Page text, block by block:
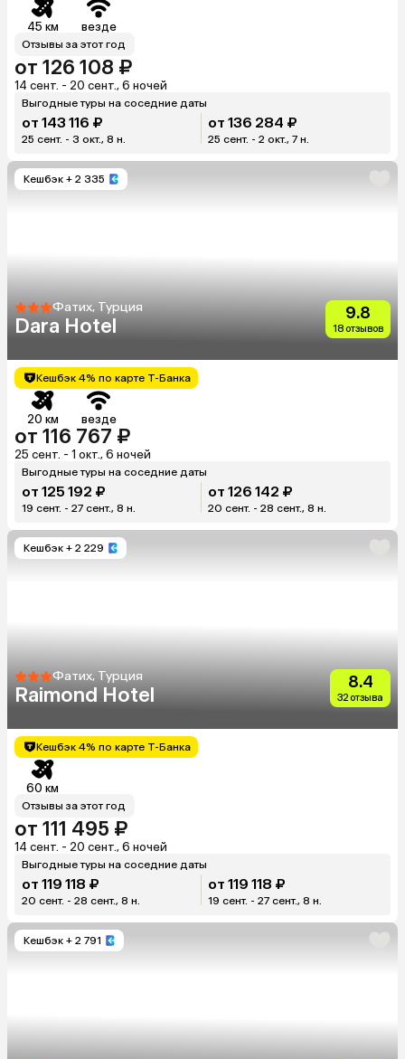
45 км везде
Отзывы за этот год
от 126 108 ₽
14 сент. - 20 сент., 6 ночей
Выгодные туры на соседние даты
от 143 116 ₽
25 сент. - 3 окт., 8 н.
от 136 284 ₽
25 сент. - 2 окт., 7 н.
Кешбэк + 2 335
Фатих, Турция
Dara Hotel
9.8
18 отзывов
Кешбэк 4% по карте Т-Банка
20 км везде
от 116 767 ₽
25 сент. - 1 окт., 6 ночей
Выгодные туры на соседние даты
от 125 192 ₽
19 сент. - 27 сент., 8 н.
от 126 142 ₽
20 сент. - 28 сент., 8 н.
Кешбэк + 2 229
Фатих, Турция
Raimond Hotel
8.4
32 отзыва
Кешбэк 4% по карте Т-Банка
60 км
Отзывы за этот год
от 111 495 ₽
14 сент. - 20 сент., 6 ночей
Выгодные туры на соседние даты
от 119 118 ₽
20 сент. - 28 сент., 8 н.
от 119 118 ₽
19 сент. - 27 сент., 8 н.
Кешбэк + 2 791